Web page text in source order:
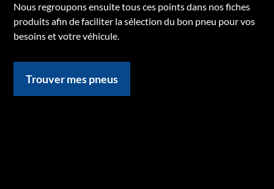
Nous regroupons ensuite tous ces points dans nos fiches
produits afin de faciliter la sélection du bon pneu pour vos
besoins et votre véhicule.
Trouver mes pneus